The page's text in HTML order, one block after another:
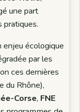
une part
pratiques.
enjeu écologique
par les
ces dernières
du Rhône),
Corse, FNE